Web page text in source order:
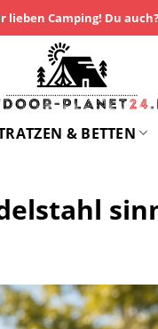
lieben Camping! Du auch?
& BETTEN